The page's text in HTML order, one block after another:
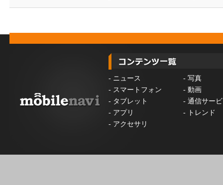
- ニュース - 写真
- スマートフォン - 動画
- タブレット - 通信サー
- アプリ -
トレンド
- アクセサリ